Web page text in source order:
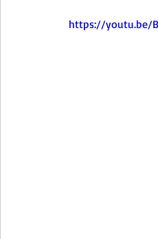
https://youtu.be/